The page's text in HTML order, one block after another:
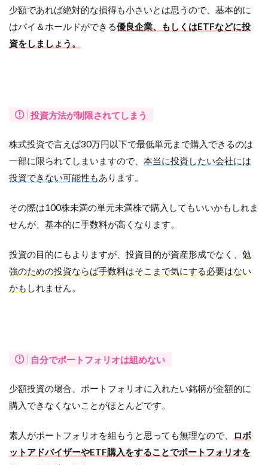
少額であれば絶対的な損得も小さいとは思うので、基本的に
はバイ＆ホールドができる優良企業、もしくはETFなどに投
資をしましょう。
投資方法が制限されてしまう
株式投資で言えば30万円以下で最低単元まで購入できるのは
一部に限られてしまいますので、 本当に投資したい会社には
投資できない可能性もあります。
その際は100株未満の単元未満株で購入してもいいかもしれま
せんが、基本的に手数料が高くなります。
投資の目的にもよりますが、投資目的が資産形成でなく、 勉
強のための投資ならば手数料はそこまで気にする必要はない
かも しれません。
自分でポートフォリオは組めない
少額投資の場合、ポートフォリオに入れたい銘柄が金額的に
購入できなくないことがほとんどです。
素人がポートフォリオを組もうと思っても無理なので、
ロボ
ットアドバイザーやETF購入をすることでポートフォリオを